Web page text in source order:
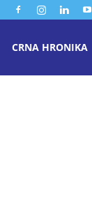
CRNA HRONIKA